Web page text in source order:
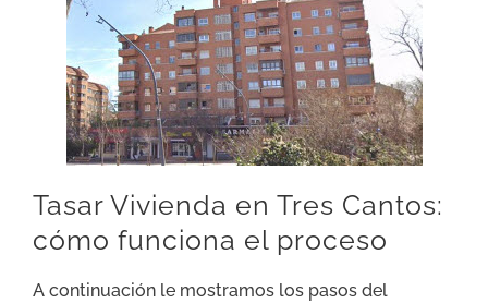
Tasar Vivienda en Tres Cantos:
cómo funciona el proceso
A continuación le mostramos los pasos del